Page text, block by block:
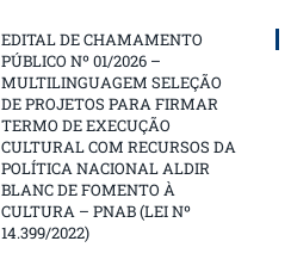
EDITAL DE CHAMAMENTO
PÚBLICO Nº 01/2026 –
MULTILINGUAGEM SELEÇÃO
DE PROJETOS PARA FIRMAR
TERMO DE EXECUÇÃO
CULTURAL COM RECURSOS DA
POLÍTICA NACIONAL ALDIR
BLANC DE FOMENTO À
CULTURA – PNAB (LEI Nº
14.399/2022)